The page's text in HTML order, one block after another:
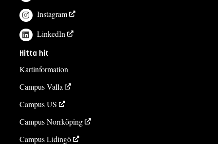
Instagram
LinkedIn
Hitta hit
Kartinformation
Campus Valla
Campus US
Campus Norrköping
Campus Lidingö